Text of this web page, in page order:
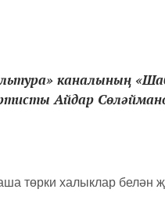
каналының
Айдар